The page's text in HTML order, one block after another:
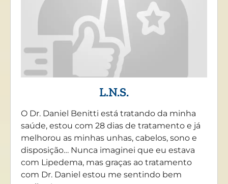
L.N.S.
O Dr. Daniel Benitti está tratando da minha
saúde, estou com 28 dias de tratamento e já
melhorou as minhas unhas, cabelos, sono e
disposição… Nunca imaginei que eu estava
com Lipedema, mas graças ao tratamento
com Dr. Daniel estou me sentindo bem